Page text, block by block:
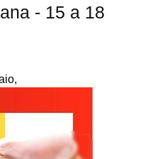
- 15 a 18